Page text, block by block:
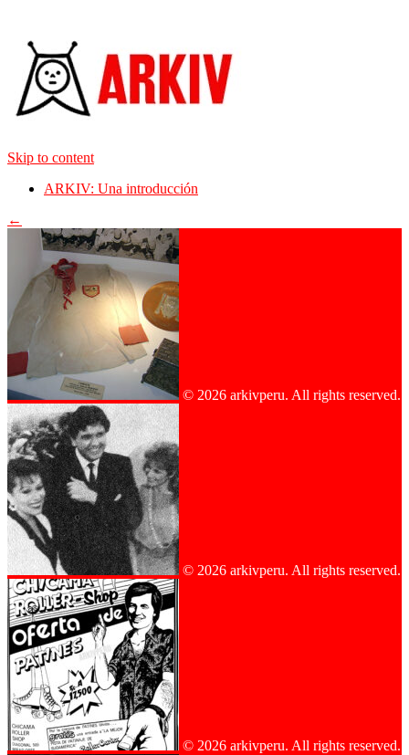
Skip to content
ARKIV: Una introducción
←
© 2026 arkivperu. All rights reserved.
© 2026 arkivperu. All rights reserved.
© 2026 arkivperu. All rights reserved.